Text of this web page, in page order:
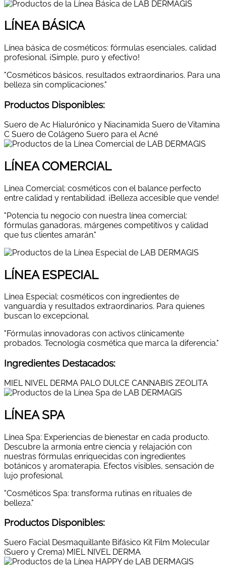
LÍNEA BÁSICA
Línea básica de cosméticos: fórmulas esenciales, calidad
profesional. ¡Simple, puro y efectivo!
"Cosméticos básicos, resultados extraordinarios. Para una
belleza sin complicaciones."
Productos Disponibles:
Suero de Ac Hialurónico y Niacinamida Suero de Vitamina
C Suero de Colágeno Suero para el Acné
LÍNEA COMERCIAL
Línea Comercial: cosméticos con el balance perfecto
entre calidad y rentabilidad. ¡Belleza accesible que vende!
"Potencia tu negocio con nuestra línea comercial:
fórmulas ganadoras, márgenes competitivos y calidad
que tus clientes amarán."
LÍNEA ESPECIAL
Línea Especial: cosméticos con ingredientes de
vanguardia y resultados extraordinarios. Para quienes
buscan lo excepcional.
"Fórmulas innovadoras con activos clínicamente
probados. Tecnología cosmética que marca la diferencia."
Ingredientes Destacados:
MIEL NIVEL DERMA PALO DULCE CANNABIS ZEOLITA
LÍNEA SPA
Línea Spa: Experiencias de bienestar en cada producto.
Descubre la armonía entre ciencia y relajación con
nuestras fórmulas enriquecidas con ingredientes
botánicos y aromaterapia. Efectos visibles, sensación de
lujo profesional.
"Cosméticos Spa: transforma rutinas en rituales de
belleza."
Productos Disponibles:
Suero Facial Desmaquillante Bifásico Kit Film Molecular
(Suero y Crema) MIEL NIVEL DERMA